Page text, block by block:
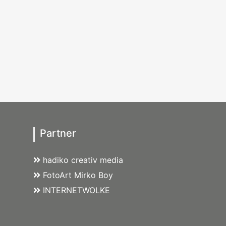
Partner
hadiko creativ media
FotoArt Mirko Boy
INTERNETWOLKE